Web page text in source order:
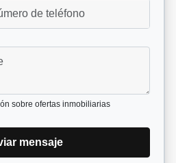
sobre ofertas inmobiliarias
mensaje